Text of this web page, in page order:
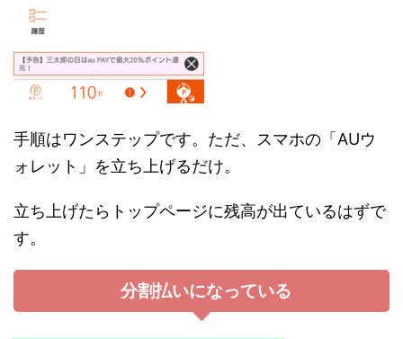
手順はワンステップです。ただ、スマホの「AUウ
ォレット」を立ち上げるだけ。
立ち上げたらトップページに残高が出ているはずで
す。
分割払いになっている